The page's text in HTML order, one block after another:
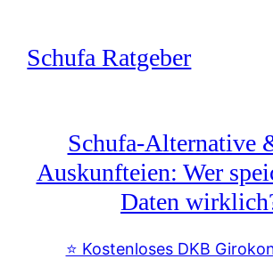
springen
Schufa Ratgeber
Schufa-Alternative
Auskunfteien: Wer
Daten
⭐️ Kostenloses DKB